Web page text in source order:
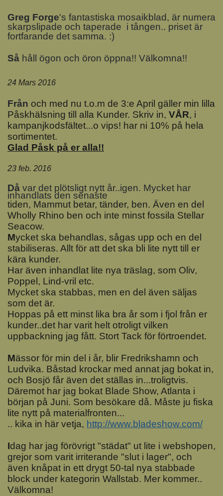
Greg Forge's fantastiska mosaikblad, är numera
skarpslipade och taperade i tången.. priset är
fortfarande det samma. :)
Så håll ögon och öron öppna!! Välkomna!!
24 Mars 2016
Från och med nu t.o.m de 3:e April gäller min lilla
Påskhälsning till alla Kunder. Skriv in, VÅR, i
kampanjkodsfältet...o vips! har ni 10% på hela
sortimentet.
Glad Påsk på er alla!!
23 feb. 2016
Då var det plötsligt nytt år..igen. Mycket har
inhandlats den senaste
tiden, Mammut betar, tänder, ben. Även en del
Wholly Rhino ben och inte minst fossila Stellar
Seacow.
Mycket ska behandlas, sågas upp och en del
stabiliseras. Allt för att det ska bli lite nytt till er
kära kunder.
Har även inhandlat lite nya träslag, som Oliv,
Poppel, Lind-vril etc.
Mycket ska stabbas, men en del även säljas
som det är.
Hoppas på ett minst lika bra år som i fjol från er
kunder..det har varit helt otroligt vilken
uppbackning jag fått. Stort Tack för förtroendet.
Mässor för min del i år, blir Fredrikshamn och
Ludvika. Båstad krockar med annat jag bokat in,
och Bosjö får även det ställas in...troligtvis.
Däremot har jag bokat Blade Show, Atlanta i
början på Juni. Som besökare då. Måste ju fiska
lite nytt på materialfronten...
.. kika in här vetja, http://www.bladeshow.com/
Idag har jag förövrigt "städat" ut lite i webshopen,
grejor som varit irriterande "slut i lager", och
även knåpat in ett drygt 50-tal nya stabbade
block under kategorin Wallstab. Mer kommer..
Välkomna!